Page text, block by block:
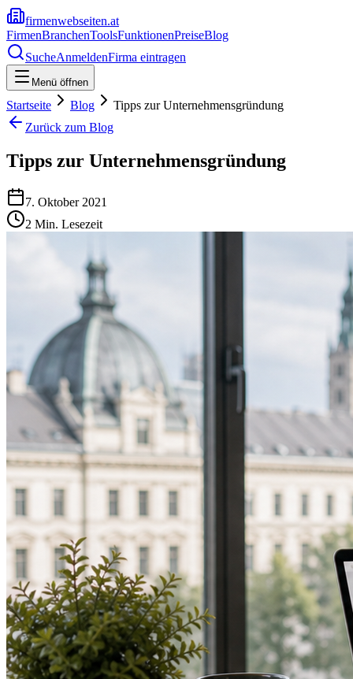
firmenwebseiten.at
FirmenBranchenToolsFunktionenPreiseBlog
SucheAnmeldenFirma eintragen
Menü öffnen
Startseite Blog
Tipps zur Unternehmensgründung
Zurück zum Blog
Tipps zur Unternehmensgründung
7. Oktober 2021
2 Min. Lesezeit